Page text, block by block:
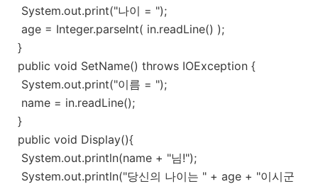
System.out.print("나이 = ");
age = Integer.parseInt( in.readLine() );
}
public void SetName() throws IOException {
System.out.print("이름 = ");
name = in.readLine();
}
public void Display(){
System.out.println(name + "님!");
System.out.println("당신의 나이는 " + age + "이시군